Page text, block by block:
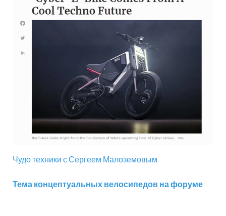
Чудо техники с Сергеем Малоземовым
Тема концептуальных велосипедов на форуме